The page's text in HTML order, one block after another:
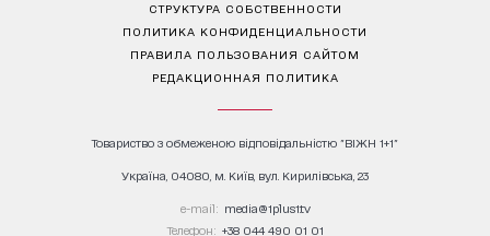
СТРУКТУРА СОБСТВЕННОСТИ
ПОЛИТИКА КОНФИДЕНЦИАЛЬНОСТИ
ПРАВИЛА ПОЛЬЗОВАНИЯ САЙТОМ
РЕДАКЦИОННАЯ ПОЛИТИКА
Товариство з обмеженою відповідальністю "ВІЖН 1+1"
Україна, 04080, м. Київ, вул. Кирилівська, 23
е-mail: media@1plus1.tv
Телефон: +38 044 490 01 01